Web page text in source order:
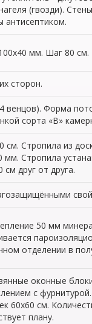
(гвозди).
антисептиком.
мм. Шаг 80 см.
сторон.
венцов). Форма
сорта «В»
см. Стропила из
Стропила
см друг от друга.
50 мм
отделении в
оконные
с
60х60 см.
плану.